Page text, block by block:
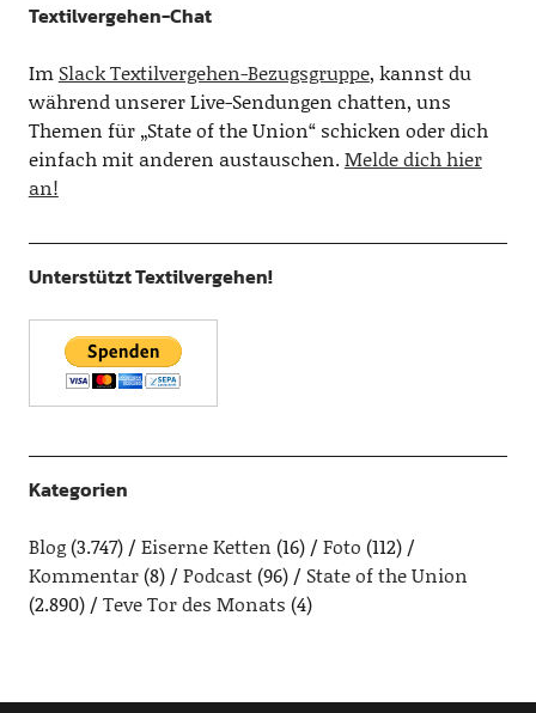
Textilvergehen-Chat
Im Slack Textilvergehen-Bezugsgruppe, kannst du
während unserer Live-Sendungen chatten, uns
Themen für „State of the Union“ schicken oder dich
einfach mit anderen austauschen.Melde dich hier
an!
Unterstützt Textilvergehen!
Kategorien
Blog(3.747) Eiserne Ketten (16) Foto (112)
Kommentar(8) Podcast(96)
State of the Union
(2.890)
Teve Tor des Monats (4)